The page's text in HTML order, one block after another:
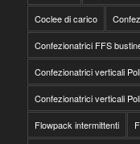
Coclee di carico
Confezionatrici FFS
Confezionatrici verticali
Confezionatrici verticali
Flowpack intermittenti